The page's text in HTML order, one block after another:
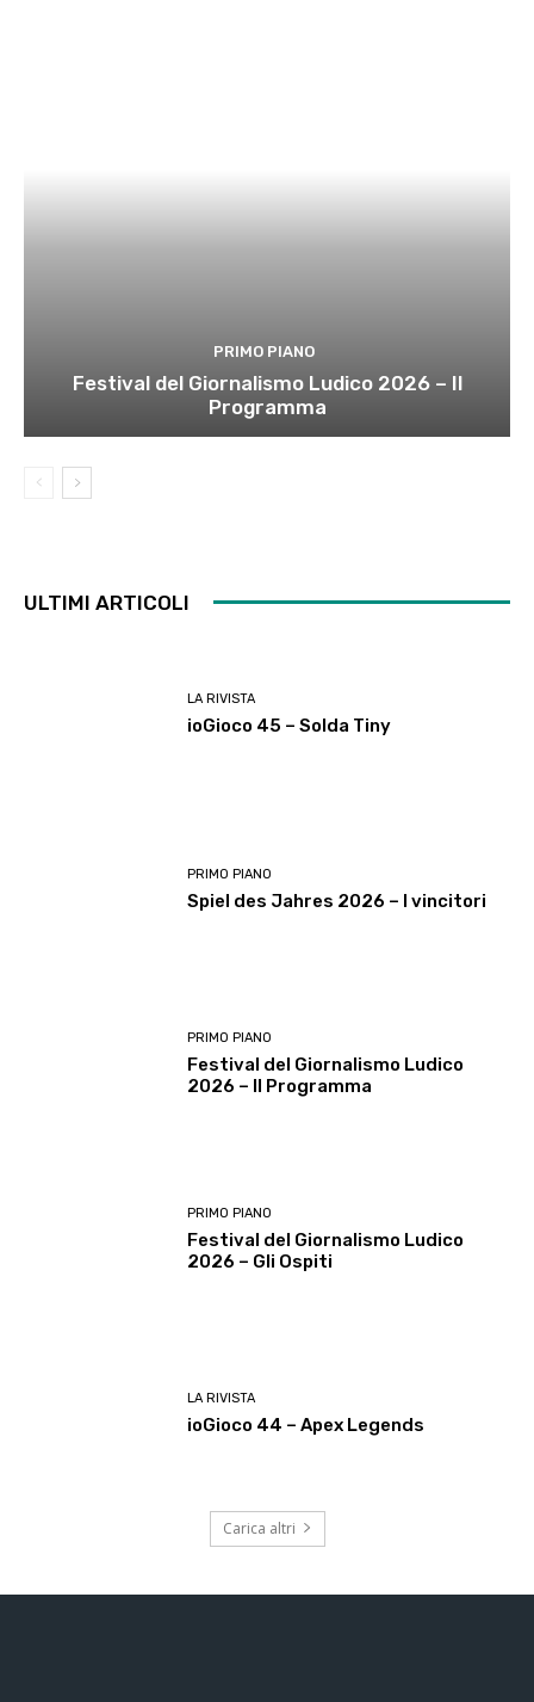
PRIMO PIANO
Festival del Giornalismo Ludico 2026 – Il
Programma
ULTIMI ARTICOLI
LA RIVISTA
ioGioco 45 – Solda Tiny
PRIMO PIANO
Spiel des Jahres 2026 – I vincitori
PRIMO PIANO
Festival del Giornalismo Ludico
2026 – Il Programma
PRIMO PIANO
Festival del Giornalismo Ludico
2026 – Gli Ospiti
LA RIVISTA
ioGioco 44 – Apex Legends
Carica altri